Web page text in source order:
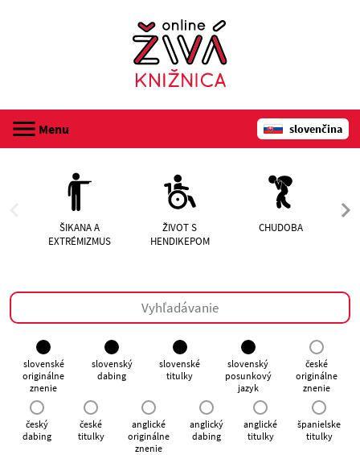
slovenčina
Menu
audioknihy
webináre
kontakt
prihlásenie
ŠIKANA A
EXTRÉMIZMUS
ŽIVOT S
HENDIKEPOM
CHUDOBA
slovenské
originálne
znenie
slovenský
dabing
slovenské
titulky
slovenský
posunkový
jazyk
české
originálne
znenie
český
dabing
české
titulky
anglické
originálne
znenie
anglický
dabing
anglické
titulky
španielske
titulky